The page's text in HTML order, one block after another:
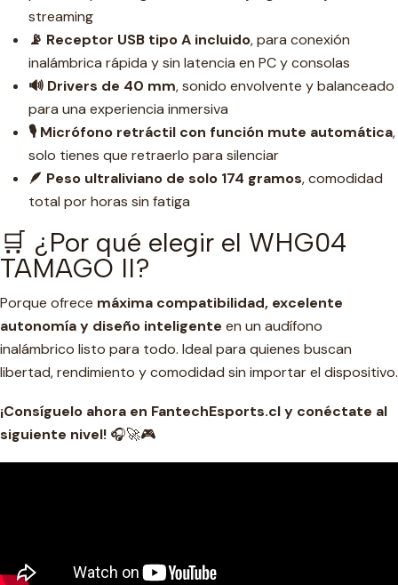
streaming
📡 Receptor USB tipo A incluido, para conexión
inalámbrica rápida y sin latencia en PC y consolas
🔊 Drivers de 40 mm, sonido envolvente y balanceado
para una experiencia inmersiva
🎙️ Micrófono retráctil con función mute automática,
solo tienes que retraerlo para silenciar
🪶 Peso ultraliviano de solo 174 gramos, comodidad
total por horas sin fatiga
🛒 ¿Por qué elegir el WHG04
TAMAGO II?
Porque ofrece máxima compatibilidad, excelente
autonomía y diseño inteligente en un audífono
inalámbrico listo para todo. Ideal para quienes buscan
libertad, rendimiento y comodidad sin importar el dispositivo.
¡Consíguelo ahora en FantechEsports.cl y conéctate al
siguiente nivel! 🎧🚀🎮